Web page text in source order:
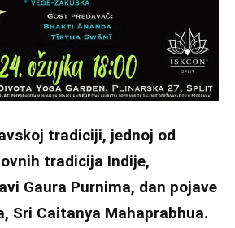
tradiciji, jednoj od
tradicija Indije,
Gaura Purnima, dan pojave
Sri Caitanya Mahaprabhua.